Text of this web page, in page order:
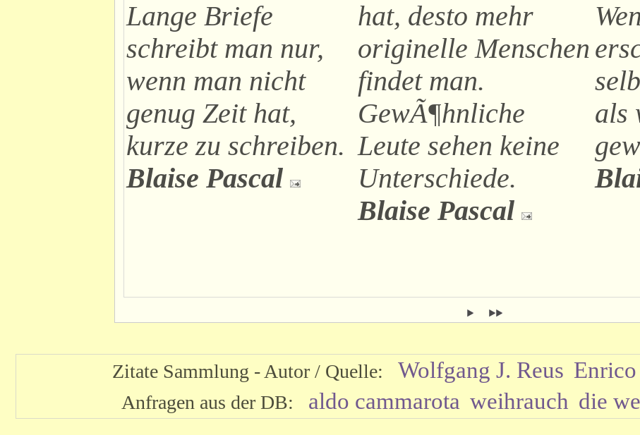
Lange Briefe
schreibt man nur,
wenn man nicht
genug Zeit hat,
kurze zu schreiben.
Blaise Pascal
hat, desto mehr
originelle Menschen
findet man.
GewÃ¶hnliche
Leute sehen keine
Unterschiede.
Blaise Pascal
als
Zitate Sammlung - Autor / Quelle: Wolfgang J. Reus
Anfragen aus der DB: aldo cammarota weihrauch die